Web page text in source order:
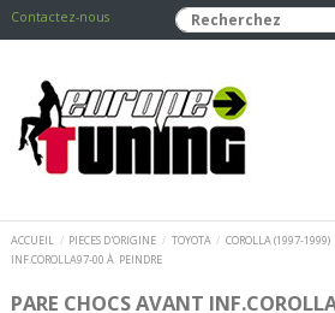
Contactez-nous
ACCUEIL PIECES D'ORIGINE TOYOTA COROLLA (1997-1999)
INF.COROLLA97-00 À PEINDRE
PARE CHOCS AVANT